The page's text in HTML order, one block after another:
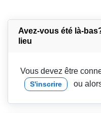
Avez-vous été là-
lieu
Vous devez être
S'inscrire ou